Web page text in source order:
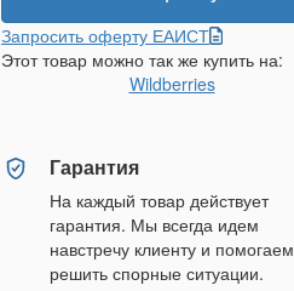
Запросить оферту ЕАИСТ
Этот товар можно так же купить на:
Wildberries
Гарантия
На каждый товар действует
гарантия. Мы всегда идем
навстречу клиенту и помогаем
решить спорные ситуации.